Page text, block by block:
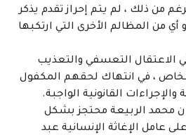
من ذلك ، لم يتم إحراز تقدم يذكر
أي من المظالم الأخرى التي ارتكبها
الاعتقال التعسفي والتعذيب
، في انتهاك لحقهم المكفول
والإجراءات القانونية الواجبة.
محمد الربيعة محتجز بشكل
2018 ؛ حُكم على عامل الإغاثة الإنسانية عبد